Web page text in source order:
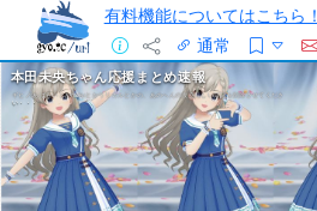
有料機能についてはこちら！
通常